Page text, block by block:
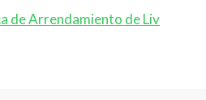
de Arrendamiento de Liv